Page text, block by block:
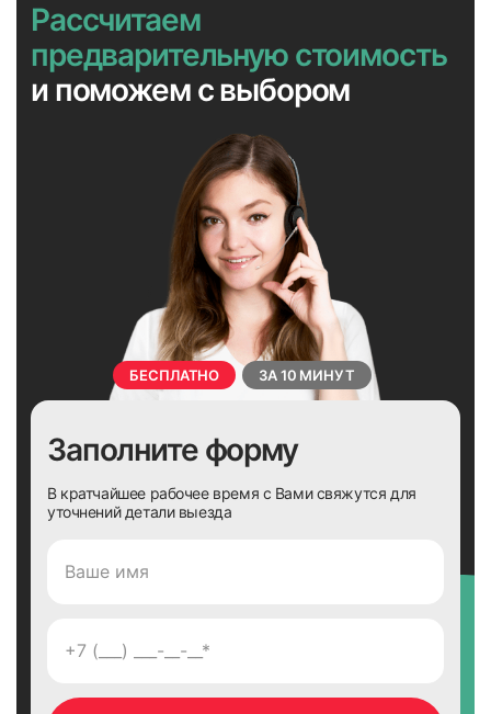
БЕСПЛАТНО ЗА 10 МИНУТ
Рассчитаем
предварительную стоимость
и поможем с выбором
Заполните форму
В кратчайшее рабочее время с Вами свяжутся для
уточнений детали выезда